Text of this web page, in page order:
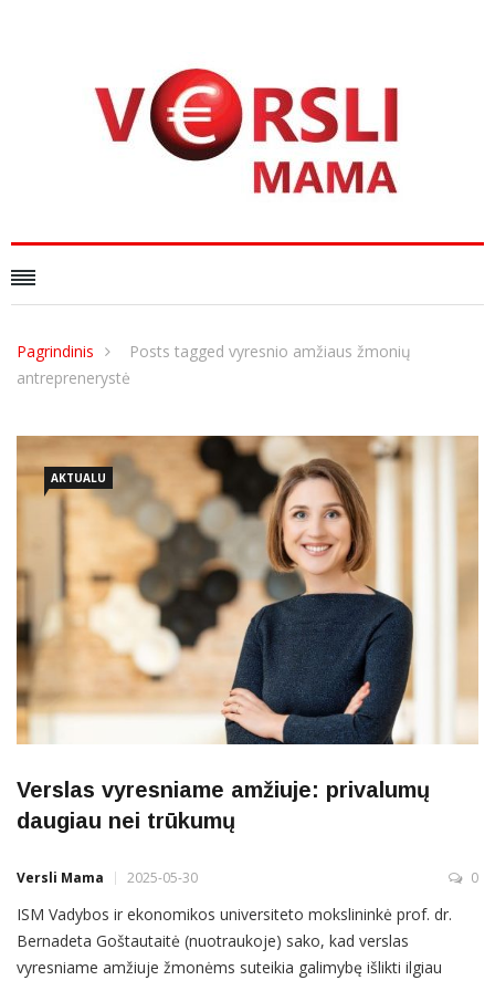
Pagrindinis
Posts tagged vyresnio amžiaus žmonių
antreprenerystė
AKTUALU
Verslas vyresniame amžiuje: privalumų
daugiau nei trūkumų
Versli Mama 2025-05-30 0
ISM Vadybos ir ekonomikos universiteto mokslininkė prof. dr.
Bernadeta Goštautaitė (nuotraukoje) sako, kad verslas
vyresniame amžiuje žmonėms suteikia galimybę išlikti ilgiau